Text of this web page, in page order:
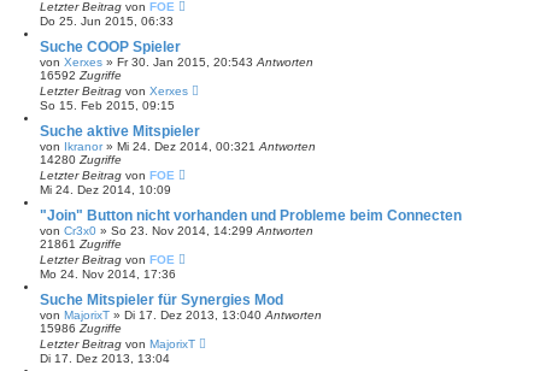
Letzter Beitrag von FOE
Do 25. Jun 2015, 06:33
Suche COOP Spieler
von Xerxes » Fr 30. Jan 2015, 20:543 Antworten
16592 Zugriffe
Letzter Beitrag von Xerxes
So 15. Feb 2015, 09:15
Suche aktive Mitspieler
von Ikranor» Mi 24. Dez 2014, 00:321 Antworten
14280 Zugriffe
Letzter Beitrag von FOE
Mi 24. Dez 2014, 10:09
"Join" Button nicht vorhanden und Probleme beim Connecten
von Cr3x0 » So 23. Nov 2014, 14:299 Antworten
21861 Zugriffe
Letzter Beitrag von FOE
Mo 24. Nov 2014, 17:36
Suche Mitspieler für Synergies Mod
von MajorixT » Di 17. Dez 2013, 13:040 Antworten
15986 Zugriffe
Letzter Beitrag von MajorixT
Di 17. Dez 2013, 13:04